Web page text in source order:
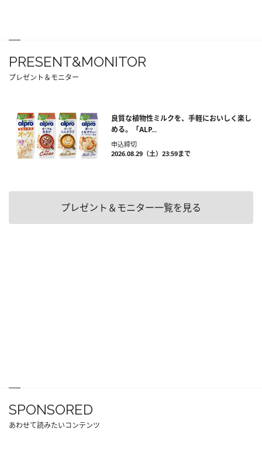
PRESENT&MONITOR
プレゼント＆モニター
良質な植物性ミルクを、手軽においしく楽し
める。「ALP...
申込締切
2026.08.29（土）23:59まで
プレゼント＆モニター一覧を見る
SPONSORED
あわせて読みたいコンテンツ